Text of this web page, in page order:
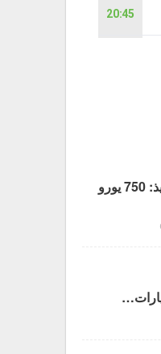
?منحة السفر الجديدة تدخل حيز التنفيذ: 750 يورو